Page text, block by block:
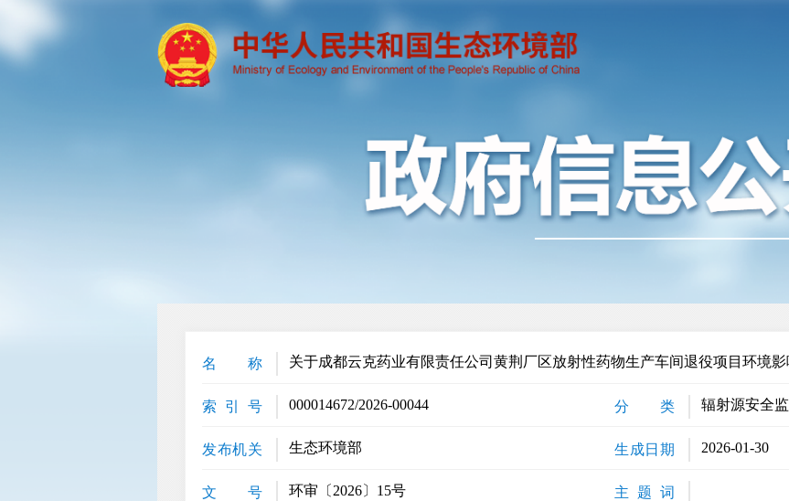
名 称 关于成都云克药业有限责任公司黄荆厂区放射性药物生产车间退役项目环境
索 引 号 000014672/2026-00044 分 类 辐射源安全
发布机关 生态环境部 生成日期 2026-01-30
文 号 环审〔2026〕15号 主 题 词